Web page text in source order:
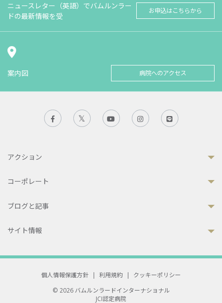
ニュースレター（英語）でバムルンラー
ドの最新情報を受
お申込はこちらから
案内図 病院へのアクセス
アクション
コーポレート
ブログと記事
サイト情報
個人情報保護方針 | 利用規約 |
クッキーポリシー
© 2026 バムルンラードインターナショナル
JCI認定病院